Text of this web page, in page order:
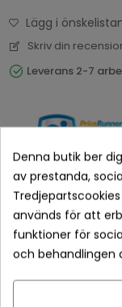
Lägg i
Skriv din
Leverans 2-7
Betala tryggt
Leveranstid
Denna butik ber
av prestanda,
används för att
funktioner för
och behandlingen